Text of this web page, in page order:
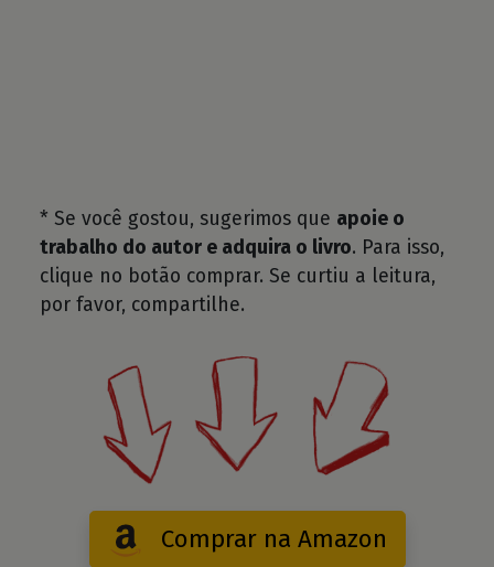
* Se você gostou, sugerimos que apoie o
trabalho do autor e adquira o livro. Para isso,
clique no botão comprar. Se curtiu a leitura,
por favor, compartilhe.
Comprar na Amazon